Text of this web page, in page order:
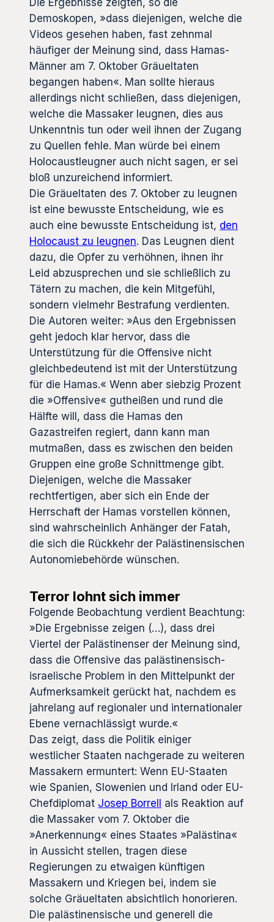
Die Ergebnisse zeigten, so die
Demoskopen, »dass diejenigen, welche die
Videos gesehen haben, fast zehnmal
häufiger der Meinung sind, dass Hamas-
Männer am 7. Oktober Gräueltaten
begangen haben«. Man sollte hieraus
allerdings nicht schließen, dass diejenigen,
welche die Massaker leugnen, dies aus
Unkenntnis tun oder weil ihnen der Zugang
zu Quellen fehle. Man würde bei einem
Holocaustleugner auch nicht sagen, er sei
bloß unzureichend informiert.
Die Gräueltaten des 7. Oktober zu leugnen
ist eine bewusste Entscheidung, wie es
auch eine bewusste Entscheidung ist, den
Holocaust zu leugnen. Das Leugnen dient
dazu, die Opfer zu verhöhnen, ihnen ihr
Leid abzusprechen und sie schließlich zu
Tätern zu machen, die kein Mitgefühl,
sondern vielmehr Bestrafung verdienten.
Die Autoren weiter: »Aus den Ergebnissen
geht jedoch klar hervor, dass die
Unterstützung für die Offensive nicht
gleichbedeutend ist mit der Unterstützung
für die Hamas.« Wenn aber siebzig Prozent
die »Offensive« gutheißen und rund die
Hälfte will, dass die Hamas den
Gazastreifen regiert, dann kann man
mutmaßen, dass es zwischen den beiden
Gruppen eine große Schnittmenge gibt.
Diejenigen, welche die Massaker
rechtfertigen, aber sich ein Ende der
Herrschaft der Hamas vorstellen können,
sind wahrscheinlich Anhänger der Fatah,
die sich die Rückkehr der Palästinensischen
Autonomiebehörde wünschen.
Terror lohnt sich immer
Folgende Beobachtung verdient Beachtung:
»Die Ergebnisse zeigen (…), dass drei
Viertel der Palästinenser der Meinung sind,
dass die Offensive das palästinensisch-
israelische Problem in den Mittelpunkt der
Aufmerksamkeit gerückt hat, nachdem es
jahrelang auf regionaler und internationaler
Ebene vernachlässigt wurde.«
Das zeigt, dass die Politik einiger
westlicher Staaten nachgerade zu weiteren
Massakern ermuntert: Wenn EU-Staaten
wie Spanien, Slowenien und Irland oder EU-
Chefdiplomat Josep Borrell
als Reaktion auf
die Massaker vom 7. Oktober die
»Anerkennung« eines Staates »Palästina«
in Aussicht stellen, tragen diese
Regierungen zu etwaigen künftigen
Massakern und Kriegen bei, indem sie
solche Gräueltaten absichtlich honorieren.
Die palästinensische und generell die